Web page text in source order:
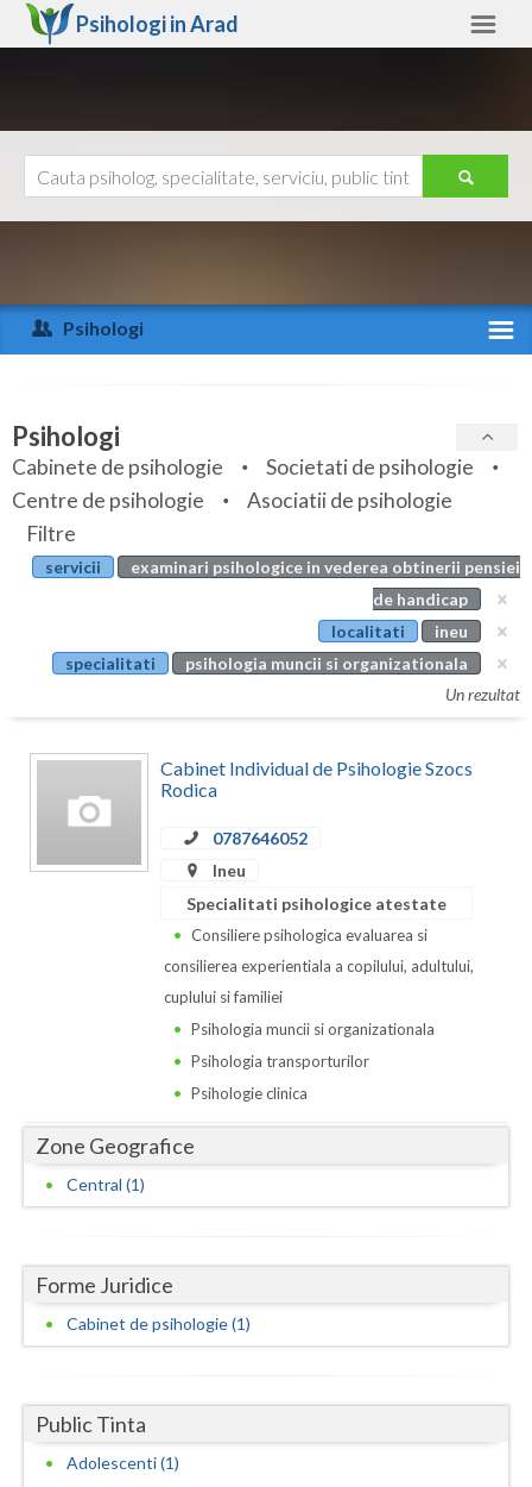
Psihologi inArad
Arad
Arges
Bihor
Bistrita-Nasaud
Botosani
Caras-Severin
Giurgiu
Gorj
Harghita
Hunedoara
Iasi
Ajutor
Psihologi
Specialitati
Servicii
Articole
Evenimente
Membri
Psihologi
Cabinete de psihologie
Societati de psihologie
Centre de psihologie
Asociatii de psihologie
Filtre
servicii
examinari psihologice in vederea obtinerii pensiei
de handicap
localitati
ineu
specialitati
psihologia muncii si organizationala
Un rezultat
Cabinet Individual de Psihologie Szocs
Rodica
0787646052
Ineu
Specialitati psihologice atestate
Consiliere psihologica evaluarea si
consilierea experientiala a copilului, adultului,
cuplului si familiei
Psihologia muncii si organizationala
Psihologia transporturilor
Psihologie clinica
Zone Geografice
Central (1)
Forme Juridice
Cabinet de psihologie (1)
Public Tinta
Adolescenti (1)